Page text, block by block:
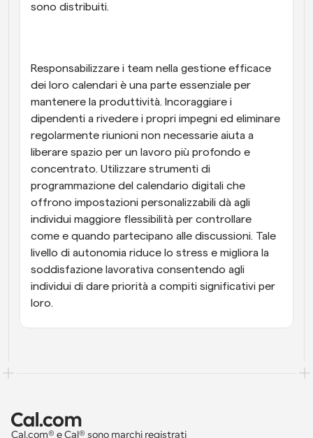
sono distribuiti.
Responsabilizzare i team nella gestione efficace
dei loro calendari è una parte essenziale per
mantenere la produttività. Incoraggiare i
dipendenti a rivedere i propri impegni ed eliminare
regolarmente riunioni non necessarie aiuta a
liberare spazio per un lavoro più profondo e
concentrato. Utilizzare strumenti di
programmazione del calendario digitali che
offrono impostazioni personalizzabili dà agli
individui maggiore flessibilità per controllare
come e quando partecipano alle discussioni. Tale
livello di autonomia riduce lo stress e migliora la
soddisfazione lavorativa consentendo agli
individui di dare priorità a compiti significativi per
loro.
Cal.com® e Cal® sono marchi registrati